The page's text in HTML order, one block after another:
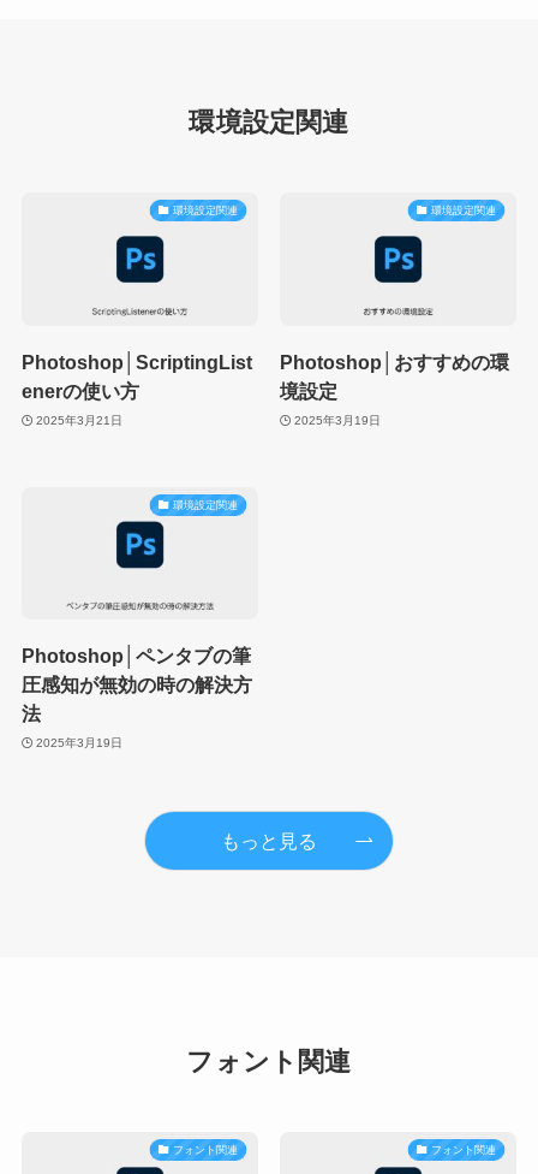
環境設定関連
環境設定関連
Photoshop│ScriptingList
enerの使い方
2025年3月21日
環境設定関連
Photoshop│おすすめの環
境設定
2025年3月19日
環境設定関連
Photoshop│ペンタブの筆
圧感知が無効の時の解決方
法
2025年3月19日
もっと見る
フォント関連
フォント関連 フォント関連